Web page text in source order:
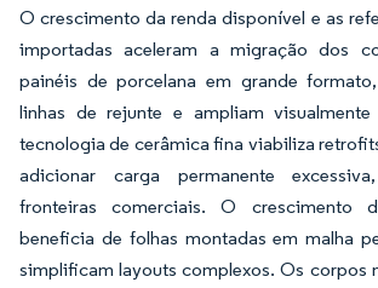
O crescimento da renda disponível e as
importadas aceleram a migração dos
painéis de porcelana em grande
linhas de rejunte e ampliam
tecnologia de cerâmica fina viabiliza
adicionar carga permanente
fronteiras comerciais. O crescimento
beneficia de folhas montadas em malha
simplificam layouts complexos. Os corpos